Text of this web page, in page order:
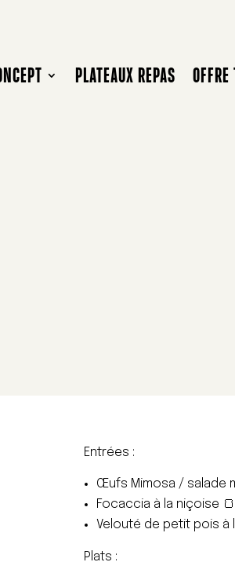
PLATEAUX REPAS
Entrées :
Œufs Mimosa / salade
Focaccia à la niçoise
Velouté de petit pois à
Plats :